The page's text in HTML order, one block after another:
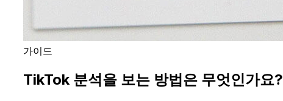
가이드
TikTok 분석을 보는 방법은 무엇인가요?